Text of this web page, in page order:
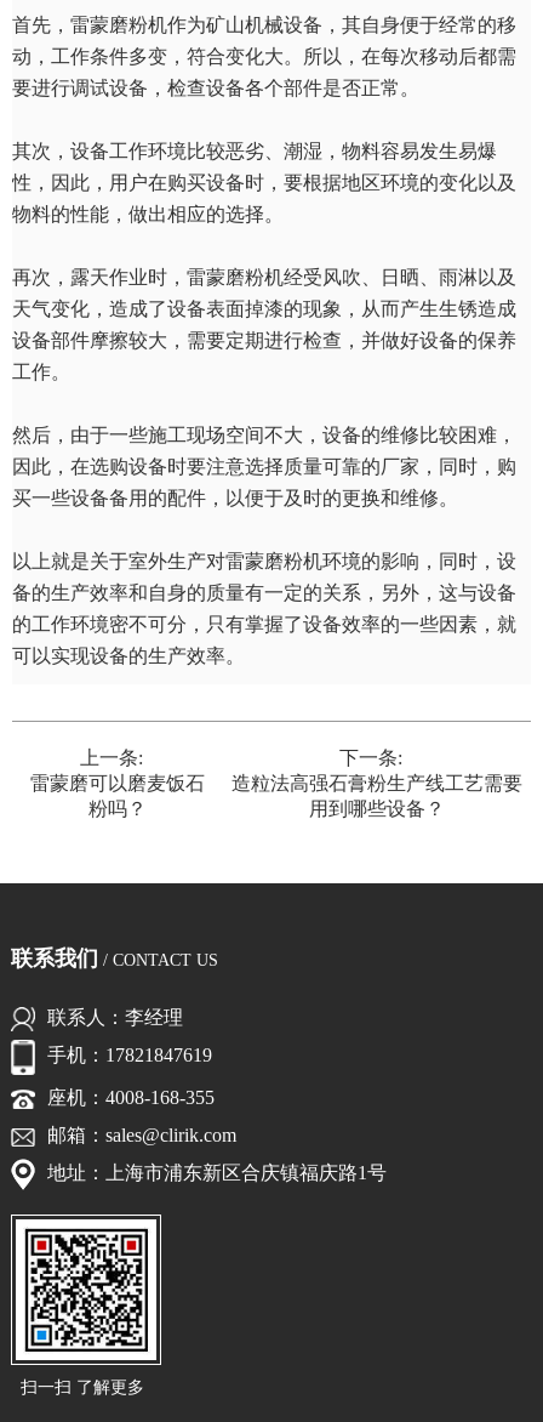
首先，雷蒙磨粉机作为矿山机械设备，其自身便于经常的移
动，工作条件多变，符合变化大。所以，在每次移动后都需
要进行调试设备，检查设备各个部件是否正常。
其次，设备工作环境比较恶劣、潮湿，物料容易发生易爆
性，因此，用户在购买设备时，要根据地区环境的变化以及
物料的性能，做出相应的选择。
再次，露天作业时，雷蒙磨粉机经受风吹、日晒、雨淋以及
天气变化，造成了设备表面掉漆的现象，从而产生生锈造成
设备部件摩擦较大，需要定期进行检查，并做好设备的保养
工作。
然后，由于一些施工现场空间不大，设备的维修比较困难，
因此，在选购设备时要注意选择质量可靠的厂家，同时，购
买一些设备备用的配件，以便于及时的更换和维修。
以上就是关于室外生产对雷蒙磨粉机环境的影响，同时，设
备的生产效率和自身的质量有一定的关系，另外，这与设备
的工作环境密不可分，只有掌握了设备效率的一些因素，就
可以实现设备的生产效率。
上一条:
雷蒙磨可以磨麦饭石
粉吗？
下一条:
造粒法高强石膏粉生产线工艺需要
用到哪些设备？
联系我们 / CONTACT US
联系人：李经理
手机：17821847619
座机：4008-168-355
邮箱：sales@clirik.com
地址：上海市浦东新区合庆镇福庆路1号
扫一扫 了解更多